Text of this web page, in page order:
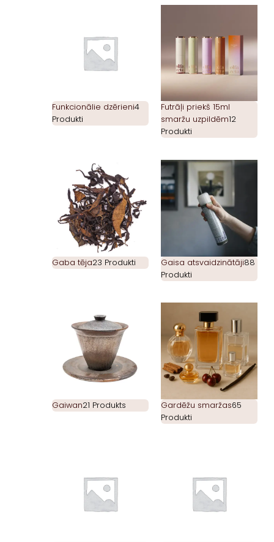
Funkcionālie dzērieni4
Produkti
Futrāļi priekš 15ml
smaržu uzpildēm12
Produkti
Gaba tēja23 Produkti Gaisa atsvaidzinātāji88
Produkti
Gaiwan21 Produkts Gardēžu smaržas65
Produkti